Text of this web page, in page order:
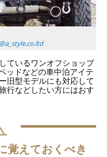
ているワンオフショップ
ッドなどの車中泊アイテ
旧型モデルにも対応して
行などしたい方にはおす
覚えておくべき